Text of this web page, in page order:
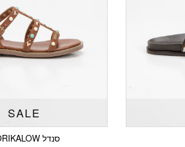
SALE
סנדל CORIKALOW